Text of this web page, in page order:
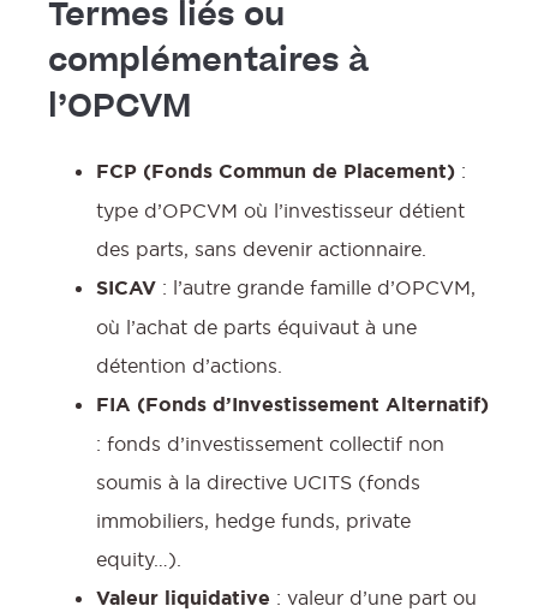
Termes liés ou
complémentaires à
l’OPCVM
FCP (Fonds Commun de Placement) :
type d’OPCVM où l’investisseur détient
des parts, sans devenir actionnaire.
SICAV : l’autre grande famille d’OPCVM,
où l’achat de parts équivaut à une
détention d’actions.
FIA (Fonds d’Investissement Alternatif)
: fonds d’investissement collectif non
soumis à la directive UCITS (fonds
immobiliers, hedge funds, private
equity…).
Valeur liquidative : valeur d’une part ou